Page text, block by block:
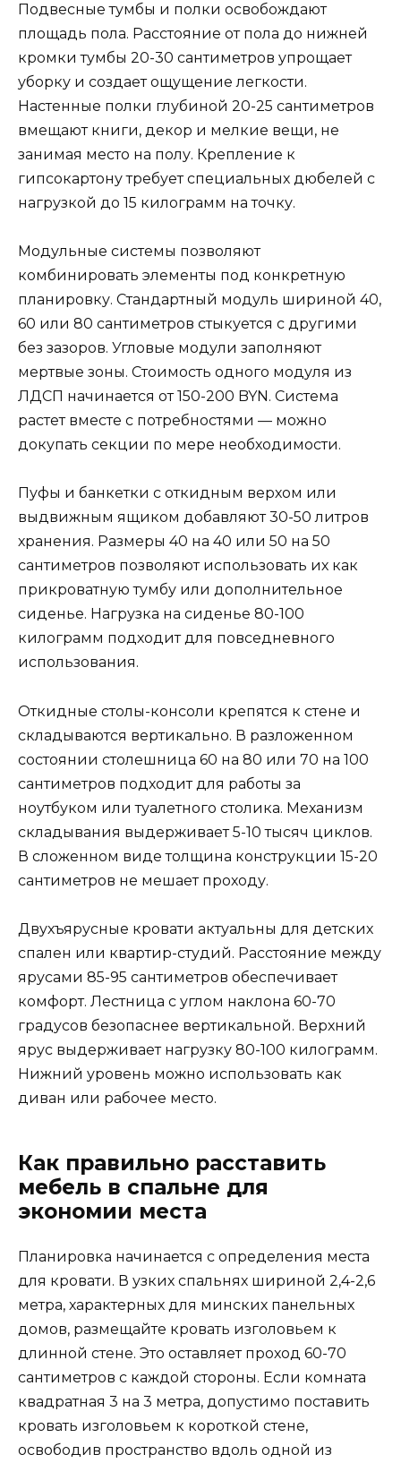
Подвесные тумбы и полки освобождают
площадь пола. Расстояние от пола до нижней
кромки тумбы 20-30 сантиметров упрощает
уборку и создает ощущение легкости.
Настенные полки глубиной 20-25 сантиметров
вмещают книги, декор и мелкие вещи, не
занимая место на полу. Крепление к
гипсокартону требует специальных дюбелей с
нагрузкой до 15 килограмм на точку.
Модульные системы позволяют
комбинировать элементы под конкретную
планировку. Стандартный модуль шириной 40,
60 или 80 сантиметров стыкуется с другими
без зазоров. Угловые модули заполняют
мертвые зоны. Стоимость одного модуля из
ЛДСП начинается от 150-200 BYN. Система
растет вместе с потребностями — можно
докупать секции по мере необходимости.
Пуфы и банкетки с откидным верхом или
выдвижным ящиком добавляют 30-50 литров
хранения. Размеры 40 на 40 или 50 на 50
сантиметров позволяют использовать их как
прикроватную тумбу или дополнительное
сиденье. Нагрузка на сиденье 80-100
килограмм подходит для повседневного
использования.
Откидные столы-консоли крепятся к стене и
складываются вертикально. В разложенном
состоянии столешница 60 на 80 или 70 на 100
сантиметров подходит для работы за
ноутбуком или туалетного столика. Механизм
складывания выдерживает 5-10 тысяч циклов.
В сложенном виде толщина конструкции 15-20
сантиметров не мешает проходу.
Двухъярусные кровати актуальны для детских
спален или квартир-студий. Расстояние между
ярусами 85-95 сантиметров обеспечивает
комфорт. Лестница с углом наклона 60-70
градусов безопаснее вертикальной. Верхний
ярус выдерживает нагрузку 80-100 килограмм.
Нижний уровень можно использовать как
диван или рабочее место.
Как правильно расставить
мебель в спальне для
экономии места
Планировка начинается с определения места
для кровати. В узких спальнях шириной 2,4-2,6
метра, характерных для минских панельных
домов, размещайте кровать изголовьем к
длинной стене. Это оставляет проход 60-70
сантиметров с каждой стороны. Если комната
квадратная 3 на 3 метра, допустимо поставить
кровать изголовьем к короткой стене,
освободив пространство вдоль одной из